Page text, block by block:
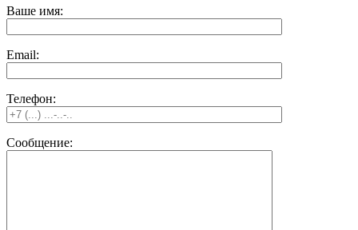
Ваше имя:
Email:
Телефон:
Сообщение: